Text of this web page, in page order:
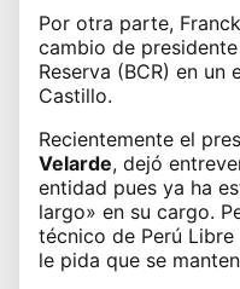
Por otra parte,
cambio de
Reserva (BCR) en un
Castillo.
Recientemente el
Velarde, dejó
entidad pues ya ha
largo» en su cargo.
técnico de Perú Libre
le pida que se